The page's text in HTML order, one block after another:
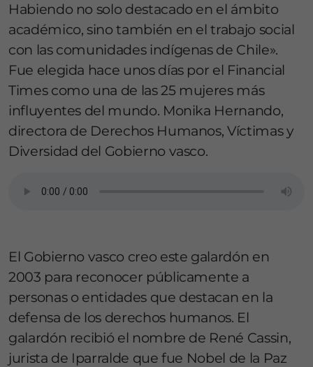
Habiendo no solo destacado en el ámbito
académico, sino también en el trabajo social
con las comunidades indígenas de Chile».
Fue elegida hace unos días por el Financial
Times como una de las 25 mujeres más
influyentes del mundo. Monika Hernando,
directora de Derechos Humanos, Víctimas y
Diversidad del Gobierno vasco.
El Gobierno vasco creo este galardón en
2003 para reconocer públicamente a
personas o entidades que destacan en la
defensa de los derechos humanos. El
galardón recibió el nombre de René Cassin,
jurista de Iparralde que fue Nobel de la Paz